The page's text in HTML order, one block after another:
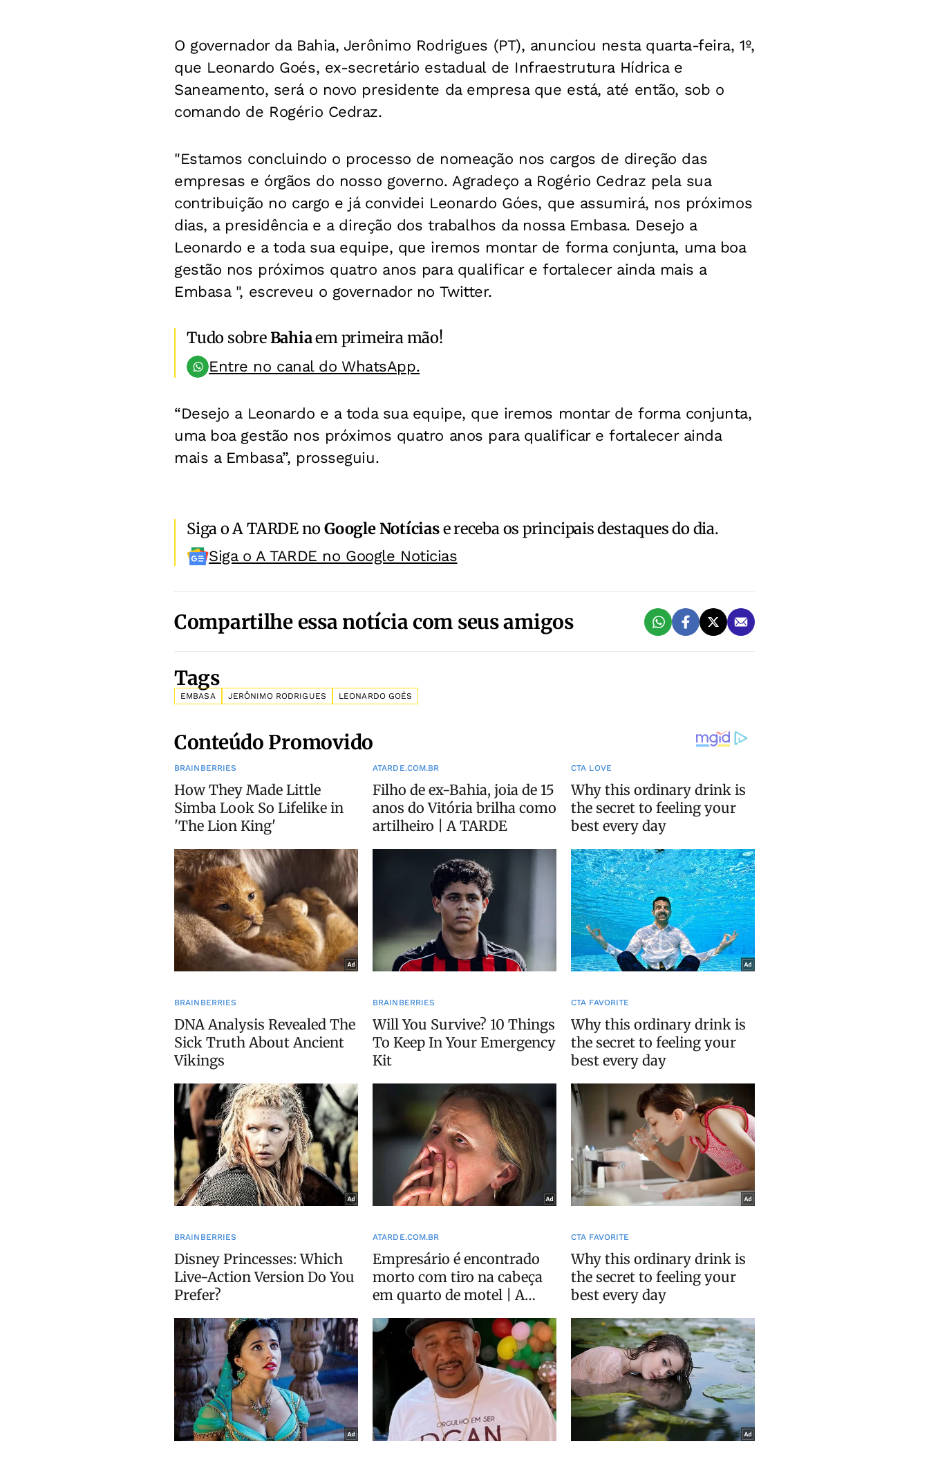
O governador da Bahia, Jerônimo Rodrigues (PT), anunciou nesta quarta-feira, 1º,
que Leonardo Goés, ex-secretário estadual de Infraestrutura Hídrica e
Saneamento, será o novo presidente da empresa que está, até então, sob o
comando de Rogério Cedraz.
"Estamos concluindo o processo de nomeação nos cargos de direção das
empresas e órgãos do nosso governo. Agradeço a Rogério Cedraz pela sua
contribuição no cargo e já convidei Leonardo Góes, que assumirá, nos próximos
dias, a presidência e a direção dos trabalhos da nossa Embasa. Desejo a
Leonardo e a toda sua equipe, que iremos montar de forma conjunta, uma boa
gestão nos próximos quatro anos para qualificar e fortalecer ainda mais a
Embasa ", escreveu o governador no Twitter.
Tudo sobreBahiaem primeira mão!
Entre no canal do WhatsApp.
“Desejo a Leonardo e a toda sua equipe, que iremos montar de forma conjunta,
uma boa gestão nos próximos quatro anos para qualificar e fortalecer ainda
mais a Embasa”, prosseguiu.
Siga o A TARDE noGoogle Notíciase receba os principais destaques do dia.
Siga o A TARDE no Google Noticias
Compartilhe essa notícia com seus amigos
Tags
EMBASA JERÔNIMO RODRIGUES LEONARDO GOÉS